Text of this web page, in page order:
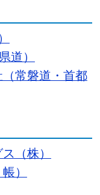
道）
常磐道・首都
（株）
）